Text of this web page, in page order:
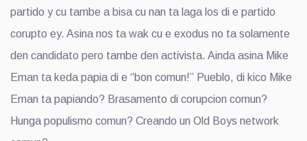
partido y cu tambe a bisa cu nan ta laga los di e partido
corupto ey. Asina nos ta wak cu e exodus no ta solamente
den candidato pero tambe den activista. Ainda asina Mike
Eman ta keda papia di e “bon comun!” Pueblo, di kico Mike
Eman ta papiando? Brasamento di corupcion comun?
Hunga populismo comun? Creando un Old Boys network